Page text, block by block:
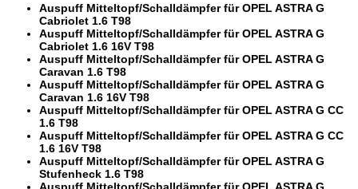
Auspuff Mitteltopf/Schalldämpfer für OPEL ASTRA G
Cabriolet 1.6 T98
Auspuff Mitteltopf/Schalldämpfer für OPEL ASTRA G
Cabriolet 1.6 16V T98
Auspuff Mitteltopf/Schalldämpfer für OPEL ASTRA G
Caravan 1.6 T98
Auspuff Mitteltopf/Schalldämpfer für OPEL ASTRA G
Caravan 1.6 16V T98
Auspuff Mitteltopf/Schalldämpfer für OPEL ASTRA G CC
1.6 T98
Auspuff Mitteltopf/Schalldämpfer für OPEL ASTRA G CC
1.6 16V T98
Auspuff Mitteltopf/Schalldämpfer für OPEL ASTRA G
Stufenheck 1.6 T98